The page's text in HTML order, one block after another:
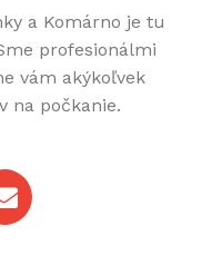
a Komárno je tu
profesionálmi
vám akýkoľvek
na počkanie.